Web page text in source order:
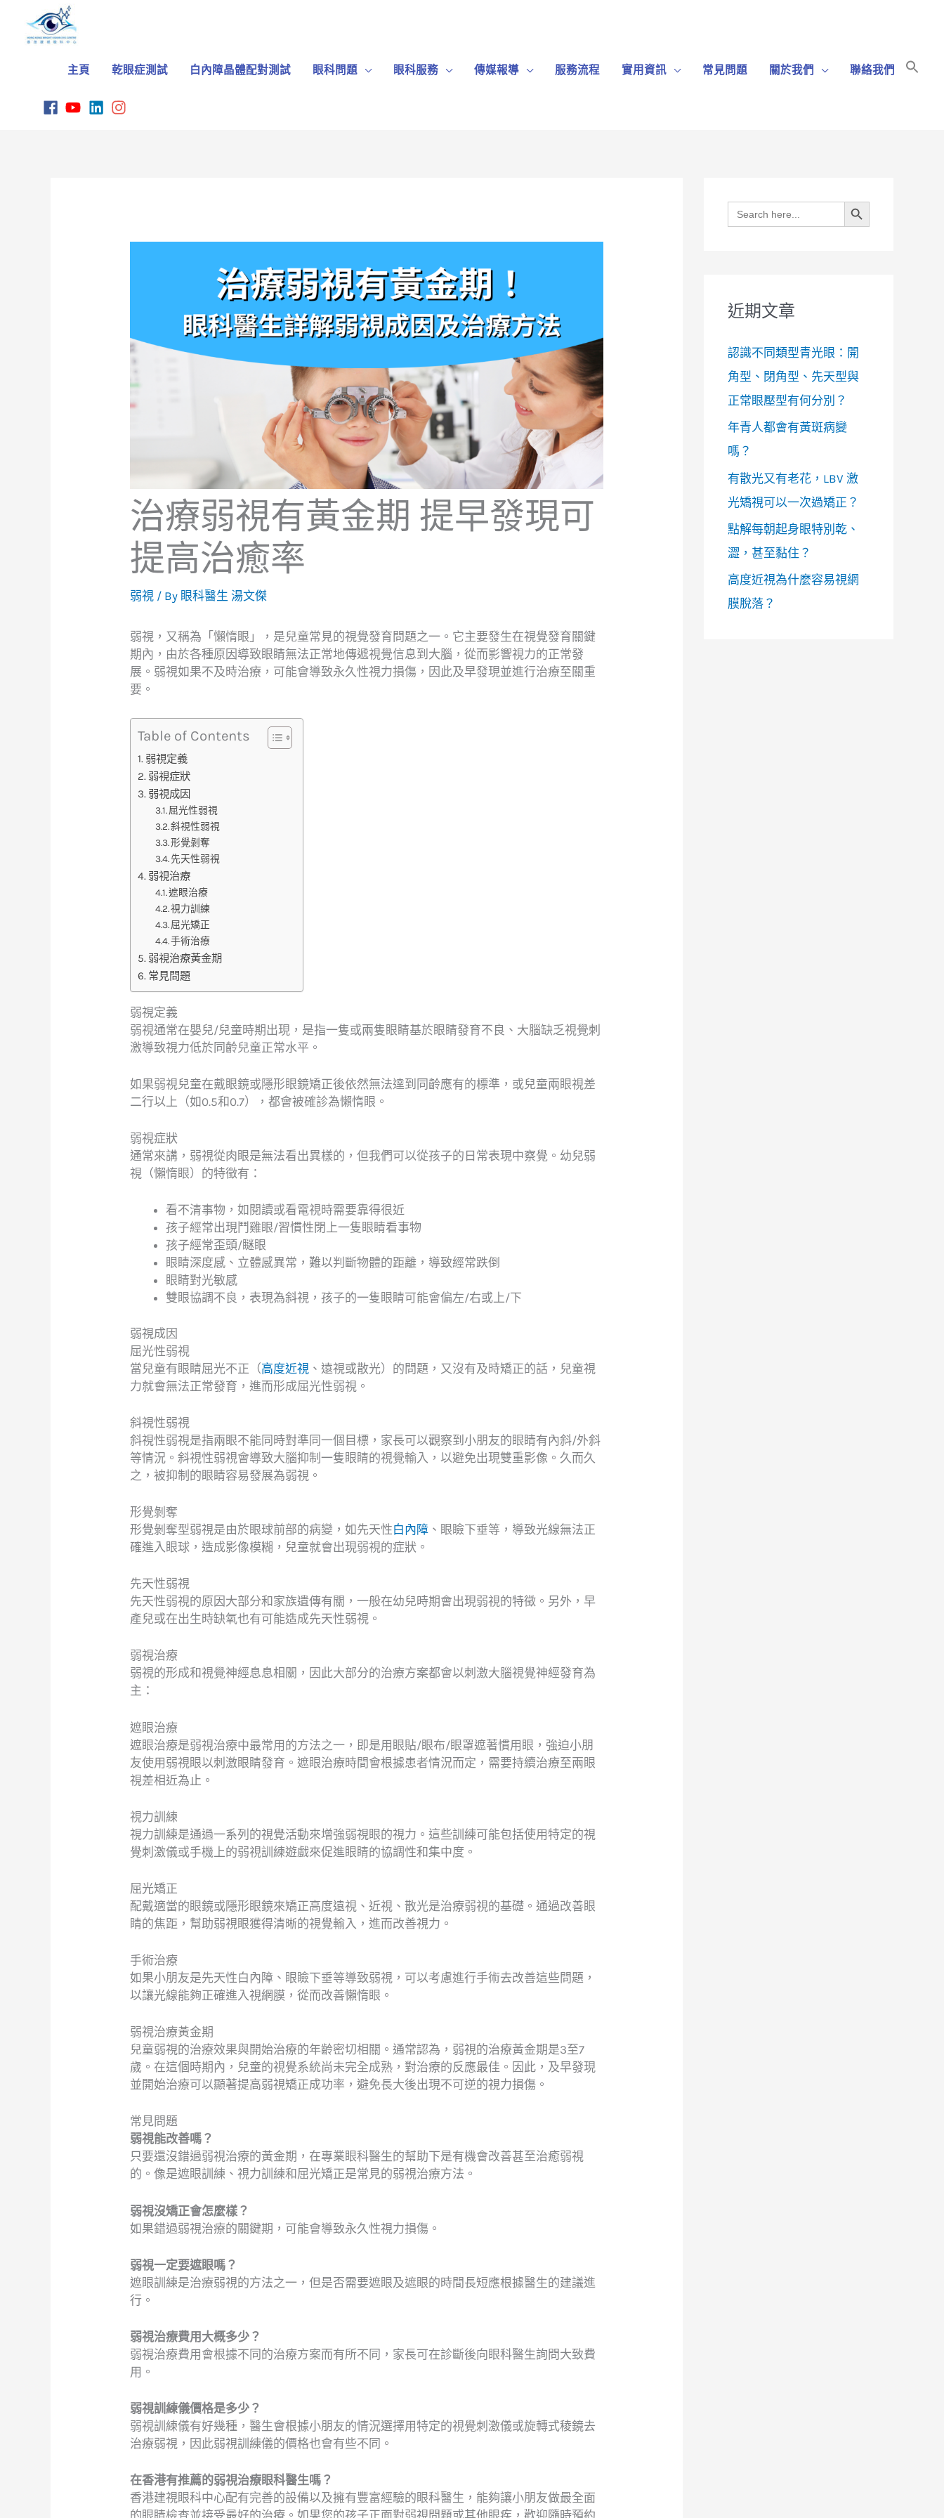
content
主頁 乾眼症測試 白內障晶體配對測試 眼科問題 眼科服務 傳媒報導 服務流程 實用資訊 常見問題 關於我們 聯絡我們
治療弱視有黃金期 提早發現可
提高治癒率
弱視 / By 眼科醫生 湯文傑
弱視，又稱為「懶惰眼」，是兒童常見的視覺發育問題之一。它主要發生在視覺發育關鍵
期內，由於各種原因導致眼睛無法正常地傳遞視覺信息到大腦，從而影響視力的正常發
展。弱視如果不及時治療，可能會導致永久性視力損傷，因此及早發現並進行治療至關重
要。
Table of Contents
弱視定義
弱視症狀
弱視成因
屈光性弱視
斜視性弱視
形覺剝奪
先天性弱視
弱視治療
遮眼治療
視力訓練
屈光矯正
手術治療
弱視治療黃金期
常見問題
弱視定義
弱視通常在嬰兒/兒童時期出現，是指一隻或兩隻眼睛基於眼睛發育不良、大腦缺乏視覺刺
激導致視力低於同齡兒童正常水平。
如果弱視兒童在戴眼鏡或隱形眼鏡矯正後依然無法達到同齡應有的標準，或兒童兩眼視差
二行以上（如0.5和0.7），都會被確診為懶惰眼。
弱視症狀
通常來講，弱視從肉眼是無法看出異樣的，但我們可以從孩子的日常表現中察覺。幼兒弱
視（懶惰眼）的特徵有：
看不清事物，如閱讀或看電視時需要靠得很近
孩子經常出現鬥雞眼/習慣性閉上一隻眼睛看事物
孩子經常歪頭/瞇眼
眼睛深度感、立體感異常，難以判斷物體的距離，導致經常跌倒
眼睛對光敏感
雙眼協調不良，表現為斜視，孩子的一隻眼睛可能會偏左/右或上/下
弱視成因
屈光性弱視
當兒童有眼睛屈光不正（高度近視 、遠視或散光）的問題，又沒有及時矯正的話，兒童視
力就會無法正常發育，進而形成屈光性弱視。
斜視性弱視
斜視性弱視是指兩眼不能同時對準同一個目標，家長可以觀察到小朋友的眼睛有內斜/外斜
等情況。斜視性弱視會導致大腦抑制一隻眼睛的視覺輸入，以避免出現雙重影像。久而久
之，被抑制的眼睛容易發展為弱視。
形覺剝奪
形覺剝奪型弱視是由於眼球前部的病變，如先天性白內障 、眼瞼下垂等，導致光線無法正
確進入眼球，造成影像模糊，兒童就會出現弱視的症狀。
先天性弱視
先天性弱視的原因大部分和家族遺傳有關，一般在幼兒時期會出現弱視的特徵。另外，早
產兒或在出生時缺氧也有可能造成先天性弱視。
弱視治療
弱視的形成和視覺神經息息相關，因此大部分的治療方案都會以刺激大腦視覺神經發育為
主：
遮眼治療
遮眼治療是弱視治療中最常用的方法之一，即是用眼貼/眼布/眼罩遮著慣用眼，強迫小朋
友使用弱視眼以刺激眼睛發育。遮眼治療時間會根據患者情況而定，需要持續治療至兩眼
視差相近為止。
視力訓練
視力訓練是通過一系列的視覺活動來增強弱視眼的視力。這些訓練可能包括使用特定的視
覺刺激儀或手機上的弱視訓練遊戲來促進眼睛的協調性和集中度。
屈光矯正
配戴適當的眼鏡或隱形眼鏡來矯正高度遠視、近視、散光是治療弱視的基礎。通過改善眼
睛的焦距，幫助弱視眼獲得清晰的視覺輸入，進而改善視力。
手術治療
如果小朋友是先天性白內障、眼瞼下垂等導致弱視，可以考慮進行手術去改善這些問題，
以讓光線能夠正確進入視網膜，從而改善懶惰眼。
弱視治療黃金期
兒童弱視的治療效果與開始治療的年齡密切相關。通常認為，弱視的治療黃金期是3至7
歲。在這個時期內，兒童的視覺系統尚未完全成熟，對治療的反應最佳。因此，及早發現
並開始治療可以顯著提高弱視矯正成功率，避免長大後出現不可逆的視力損傷。
常見問題
弱視能改善嗎？
只要還沒錯過弱視治療的黃金期，在專業眼科醫生的幫助下是有機會改善甚至治癒弱視
的。像是遮眼訓練、視力訓練和屈光矯正是常見的弱視治療方法。
弱視沒矯正會怎麼樣？
如果錯過弱視治療的關鍵期，可能會導致永久性視力損傷。
弱視一定要遮眼嗎？
遮眼訓練是治療弱視的方法之一，但是否需要遮眼及遮眼的時間長短應根據醫生的建議進
行。
弱視治療費用大概多少？
弱視治療費用會根據不同的治療方案而有所不同，家長可在診斷後向眼科醫生詢問大致費
用。
弱視訓練儀價格是多少？
弱視訓練儀有好幾種，醫生會根據小朋友的情況選擇用特定的視覺刺激儀或旋轉式稜鏡去
治療弱視，因此弱視訓練儀的價格也會有些不同。
在香港有推薦的弱視治療眼科醫生嗎？
香港建視眼科中心配有完善的設備以及擁有豐富經驗的眼科醫生，能夠讓小朋友做最全面
Search
for:
Search Button
近期文章
認識不同類型青光眼：開
角型、閉角型、先天型與
正常眼壓型有何分別？
年青人都會有黃斑病變
嗎？
有散光又有老花，LBV 激
光矯視可以一次過矯正？
點解每朝起身眼特別乾、
澀，甚至黏住？
高度近視為什麼容易視網
膜脫落？